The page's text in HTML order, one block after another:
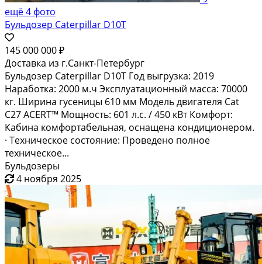
ещё 4 фото
Бульдозер Caterpillar D10T
145 000 000 ₽
Доставка из г.Санкт-Петербург
Бульдозер Caterpillar D10T Год выгрузка: 2019
Наработка: 2000 м.ч Эксплуатационный масса: 70000
кг. Ширина гусеницы 610 мм Модель двигателя Cat
C27 ACERT™ Мощность: 601 л.с. / 450 кВт Комфорт:
Кабина комфортабельная, оснащена кондиционером.
· Техническое состояние: Проведено полное
техническое...
Бульдозеры
4 ноября 2025